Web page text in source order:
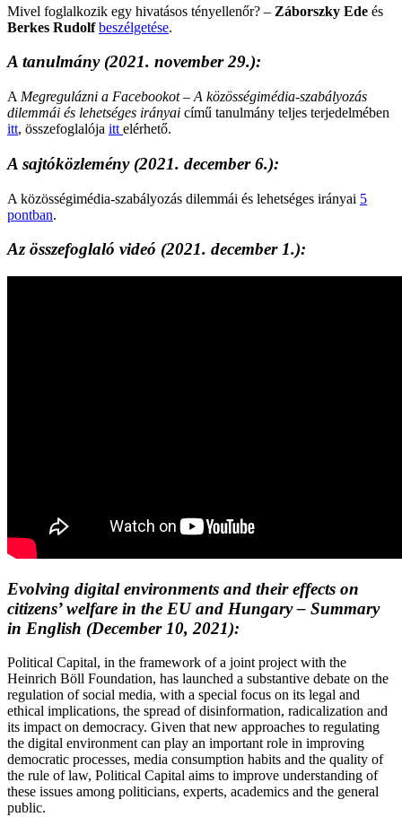
Mivel foglalkozik egy hivatásos tényellenőr? – Záborszky Ede és
Berkes Rudolf beszélgetése.
A tanulmány(2021. november 29.):
A Megregulázni a Facebookot – A közösségimédia-szabályozás
dilemmái és lehetséges irányai című tanulmány teljes terjedelmében
itt, összefoglalója itt elérhető.
A sajtóközlemény (2021. december 6.):
A közösségimédia-szabályozás dilemmái és lehetséges irányai 5
pontban.
Az összefoglaló videó (2021. december 1.):
Evolving digital environments and their effects on
citizens’ welfare in the EU and Hungary – Summary
in English (December 10, 2021):
Political Capital, in the framework of a joint project with the
Heinrich Böll Foundation, has launched a substantive debate on the
regulation of social media, with a special focus on its legal and
ethical implications, the spread of disinformation, radicalization and
its impact on democracy. Given that new approaches to regulating
the digital environment can play an important role in improving
democratic processes, media consumption habits and the quality of
the rule of law, Political Capital aims to improve understanding of
these issues among politicians, experts, academics and the general
public.